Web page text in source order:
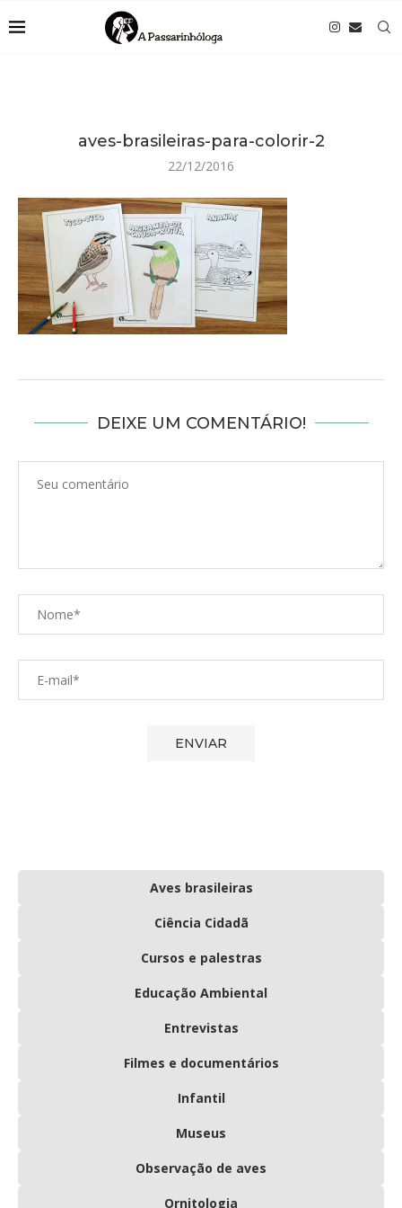
aves-brasileiras-para-colorir-2
22/12/2016
DEIXE UM COMENTÁRIO!
Aves brasileiras
Ciência Cidadã
Cursos e palestras
Educação Ambiental
Entrevistas
Filmes e documentários
Infantil
Museus
Observação de aves
Ornitologia